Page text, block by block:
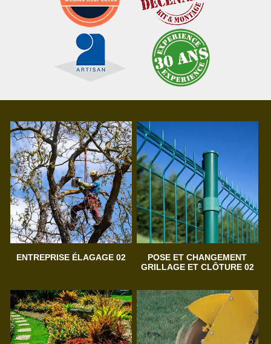
ENTREPRISE ÉLAGAGE 02
POSE ET CHANGEMENT
GRILLAGE ET CLÔTURE 02